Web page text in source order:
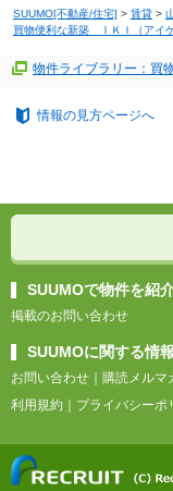
SUUMO[不動産/住宅] > 賃貸 >
買物便利な新築 ＩＫＩ（アイケ
物件ライブラリー：買
情報の見方ページへ
SUUMOで物件を紹
掲載のお問い合わせ
SUUMOに関する情報
お問い合わせ
購読メルマ
利用規約
プライバシーポ